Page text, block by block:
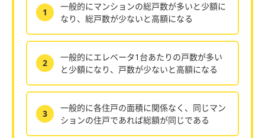
1
一般的にマンションの総戸数が多いと少額に
なり、総戸数が少ないと高額になる
2
一般的にエレベータ1台あたりの戸数が多い
と少額になり、戸数が少ないと高額になる
3
一般的に各住戸の面積に関係なく、同じマン
ションの住戸であれば総額が同じである